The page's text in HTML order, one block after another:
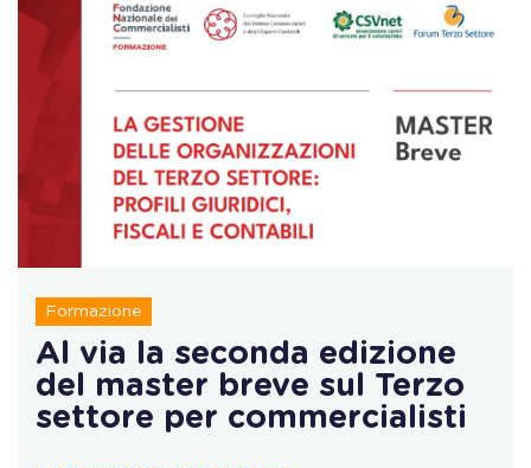
Formazione
Al via la seconda edizione
del master breve sul Terzo
settore per commercialisti